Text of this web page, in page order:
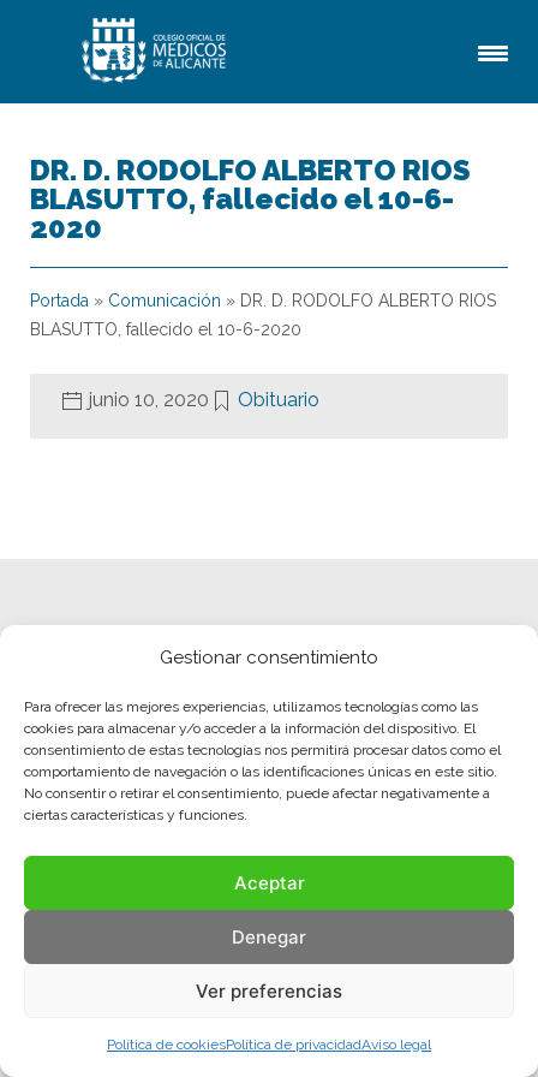
Gestionar consentimiento
Para ofrecer las mejores experiencias, utilizamos tecnologías como las
cookies para almacenar y/o acceder a la información del dispositivo. El
consentimiento de estas tecnologías nos permitirá procesar datos como el
comportamiento de navegación o las identificaciones únicas en este sitio.
No consentir o retirar el consentimiento, puede afectar negativamente a
ciertas características y funciones.
Aceptar
Denegar
Ver preferencias
Política de cookiesPolítica de privacidadAviso legal
DR. D. RODOLFO ALBERTO RIOS
BLASUTTO, fallecido el 10-6-
2020
Portada » Comunicación » DR. D. RODOLFO ALBERTO RIOS
BLASUTTO, fallecido el 10-6-2020
junio 10, 2020 Obituario
© COMA, 2022Todos los derechos reservados